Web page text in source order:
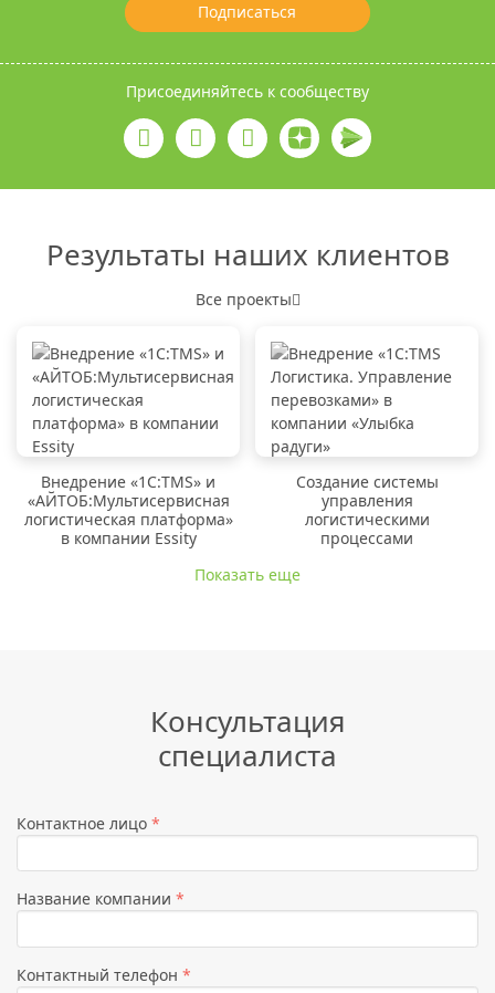
Подписаться
Присоединяйтесь к сообществу
Результаты наших клиентов
Все проекты
Внедрение «1C:TMS» и
«АЙТОБ:Мультисервисная
логистическая платформа»
в компании Essity
Создание системы
управления
логистическими
процессами
Показать еще
Консультация
специалиста
Контактное лицо *
Название компании *
Контактный телефон *